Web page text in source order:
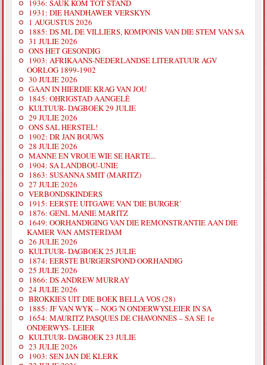
1936: SAUK KOM TOT STAND
1931: DIE HANDHAWER VERSKYN
1 AUGUSTUS 2026
1885: DS ML DE VILLIERS, KOMPONIS VAN DIE STEM VAN SA
31 JULIE 2026
ONS HET GESONDIG
1903: AFRIKAANS-NEDERLANDSE LITERATUUR AGV
OORLOG 1899-1902
30 JULIE 2026
GAAN IN HIERDIE KRAG VAN JOU
1845: OHRIGSTAD AANGELÊ
KULTUUR- DAGBOEK 29 JULIE
29 JULIE 2026
ONS SAL HERSTEL!
1902: DR JAN BOUWS
28 JULIE 2026
MANNE EN VROUE WIE SE HARTE...
1904: SA LANDBOU-UNIE
1863: SUSANNA SMIT (MARITZ)
27 JULIE 2026
VERBONDSKINDERS
1915: EERSTE UITGAWE VAN 'DIE BURGER'
1876: GENL MANIE MARITZ
1649: OORHANDIGING VAN DIE REMONSTRANTIE AAN DIE
KAMER VAN AMSTERDAM
26 JULIE 2026
KULTUUR- DAGBOEK 25 JULIE
1874: EERSTE BURGERSPOND OORHANDIG
25 JULIE 2026
1866: DS ANDREW MURRAY
24 JULIE 2026
BROKKIES UIT DIE BOEK BELLA VOS (28)
1885: JF VAN WYK – NOG 'N ONDERWYSLEIER IN SA
1654: MAURITZ PASQUES DE CHAVONNES – SA SE 1e
ONDERWYS- LEIER
KULTUUR- DAGBOEK 23 JULIE
23 JULIE 2026
1903: SEN JAN DE KLERK